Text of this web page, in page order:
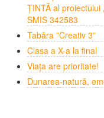
ȚINTĂ al proiectului
SMIS 342583
Tabăra ”Creativ 3”
Clasa a X-a la final
Viața are prioritate!
Dunarea-natură,